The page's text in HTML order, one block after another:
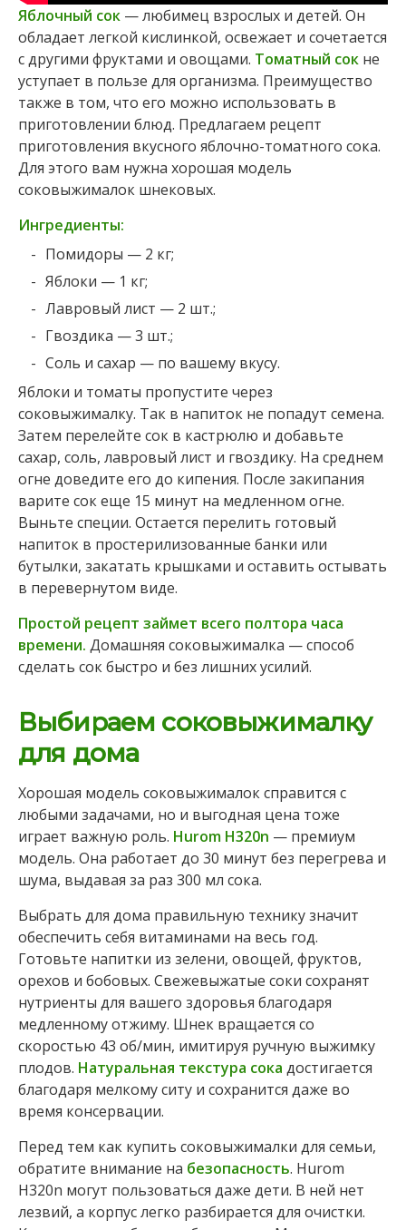
Яблочный сок — любимец взрослых и детей. Он
обладает легкой кислинкой, освежает и сочетается
с другими фруктами и овощами. Томатный сок не
уступает в пользе для организма. Преимущество
также в том, что его можно использовать в
приготовлении блюд. Предлагаем рецепт
приготовления вкусного яблочно-томатного сока.
Для этого вам нужна хорошая модель
соковыжималок шнековых.
Ингредиенты:
Помидоры — 2 кг;
Яблоки — 1 кг;
Лавровый лист — 2 шт.;
Гвоздика — 3 шт.;
Соль и сахар — по вашему вкусу.
Яблоки и томаты пропустите через
соковыжималку. Так в напиток не попадут семена.
Затем перелейте сок в кастрюлю и добавьте
сахар, соль, лавровый лист и гвоздику. На среднем
огне доведите его до кипения. После закипания
варите сок еще 15 минут на медленном огне.
Выньте специи. Остается перелить готовый
напиток в простерилизованные банки или
бутылки, закатать крышками и оставить остывать
в перевернутом виде.
Простой рецепт займет всего полтора часа
времени. Домашняя соковыжималка — способ
сделать сок быстро и без лишних усилий.
Выбираем соковыжималку
для дома
Хорошая модель соковыжималок справится с
любыми задачами, но и выгодная цена тоже
играет важную роль. Hurom H320n — премиум
модель. Она работает до 30 минут без перегрева и
шума, выдавая за раз 300 мл сока.
Выбрать для дома правильную технику значит
обеспечить себя витаминами на весь год.
Готовьте напитки из зелени, овощей, фруктов,
орехов и бобовых. Свежевыжатые соки сохранят
нутриенты для вашего здоровья благодаря
медленному отжиму. Шнек вращается со
скоростью 43 об/мин, имитируя ручную выжимку
плодов. Натуральная текстура сока достигается
благодаря мелкому ситу и сохранится даже во
время консервации.
Перед тем как купить соковыжималки для семьи,
обратите внимание на безопасность. Hurom
H320n могут пользоваться даже дети. В ней нет
лезвий, а корпус легко разбирается для очистки.